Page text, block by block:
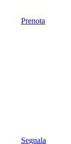
Prenota
Segnala